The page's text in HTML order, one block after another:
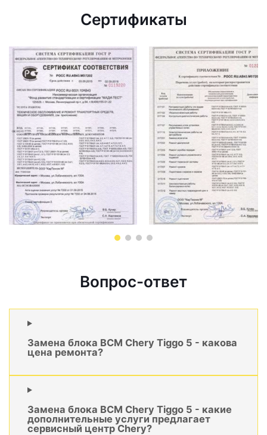
Сертификаты
Вопрос-ответ
Замена блока BCM Chery Tiggo 5 - какова
цена ремонта?
Замена блока BCM Chery Tiggo 5 - какие
дополнительные услуги предлагает
сервисный центр Chery?